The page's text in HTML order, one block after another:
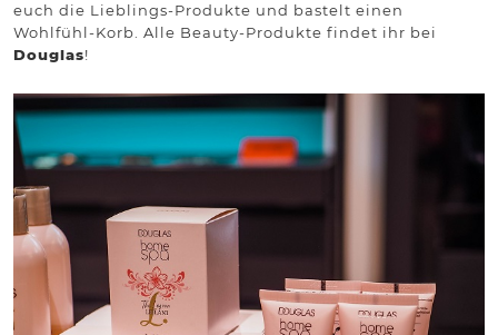
euch die Lieblings-Produkte und bastelt einen
Wohlfühl-Korb. Alle Beauty-Produkte findet ihr bei
Douglas!